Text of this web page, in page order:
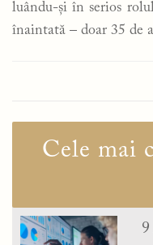
luându-și în serios
înaintată – doar 35 de
Cele mai